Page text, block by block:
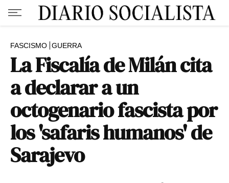
FASCISMO GUERRA
La Fiscalía de Milán cita
a declarar a un
octogenario fascista por
los 'safaris humanos' de
Sarajevo